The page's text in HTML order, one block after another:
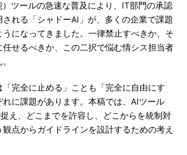
ツールの急速な普及により、IT部門の承認
れる「シャドーAI」が、多くの企業で課題
うになってきました。一律禁止すべきか、そ
せるべきか、この二択で悩む情シス担当者
完全に止める」ことも「完全に自由にす
れに課題があります。本稿では、AIツール
捉え、どこまでを許容し、どこからを統制対
点からガイドラインを設計するための考え